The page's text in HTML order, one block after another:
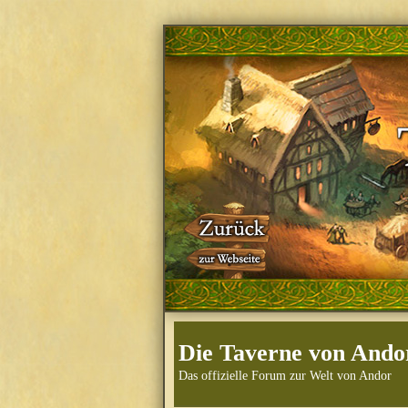
Die Taverne von
Das offizielle Forum zur Welt von Andor